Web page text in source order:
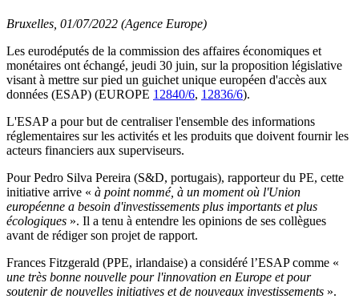
Bruxelles, 01/07/2022 (Agence Europe)
Les eurodéputés de la commission des affaires économiques et
monétaires ont échangé, jeudi 30 juin, sur la proposition législative
visant à mettre sur pied un guichet unique européen d'accès aux
données (ESAP) (EUROPE 12840/6, 12836/6).
L'ESAP a pour but de centraliser l'ensemble des informations
réglementaires sur les activités et les produits que doivent fournir les
acteurs financiers aux superviseurs.
Pour Pedro Silva Pereira (S&D, portugais), rapporteur du PE, cette
initiative arrive « à point nommé, à un moment où l'Union
européenne a besoin d'investissements plus importants et plus
écologiques ». Il a tenu à entendre les opinions de ses collègues
avant de rédiger son projet de rapport.
Frances Fitzgerald (PPE, irlandaise) a considéré l’ESAP comme «
une très bonne nouvelle pour l'innovation en Europe et pour
soutenir de nouvelles initiatives et de nouveaux investissements ».